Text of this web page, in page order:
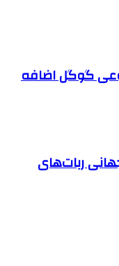
گوگل اضافه
ربات‌های